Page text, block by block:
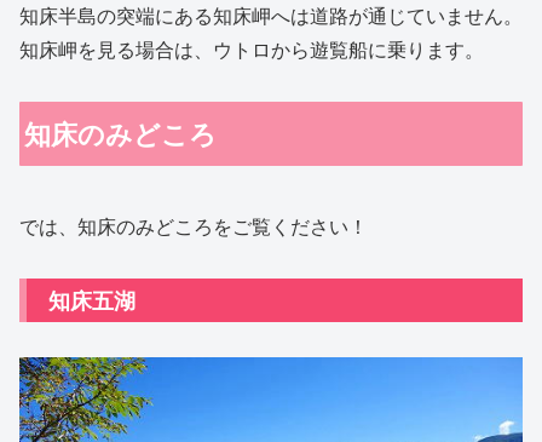
知床半島の突端にある知床岬へは道路が通じていません。
知床岬を見る場合は、ウトロから遊覧船に乗ります。
知床のみどころ
では、知床のみどころをご覧ください！
知床五湖